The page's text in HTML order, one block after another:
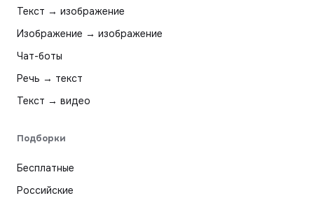
Текст → изображение
Изображение → изображение
Чат-боты
Речь → текст
Текст → видео
Подборки
Бесплатные
Российские